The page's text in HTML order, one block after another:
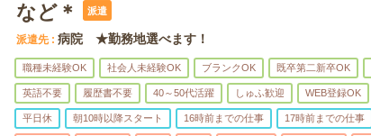
など＊
派遣
派遣先 病院 ★勤務地選べます！
職種未経験OK 社会人未経験OK ブランクOK 既卒第二新卒OK
英語不要 履歴書不要 40～50代活躍 しゅふ歓迎 WEB登録OK
平日休 朝10時以降スタート 16時前までの仕事 17時前までの仕事